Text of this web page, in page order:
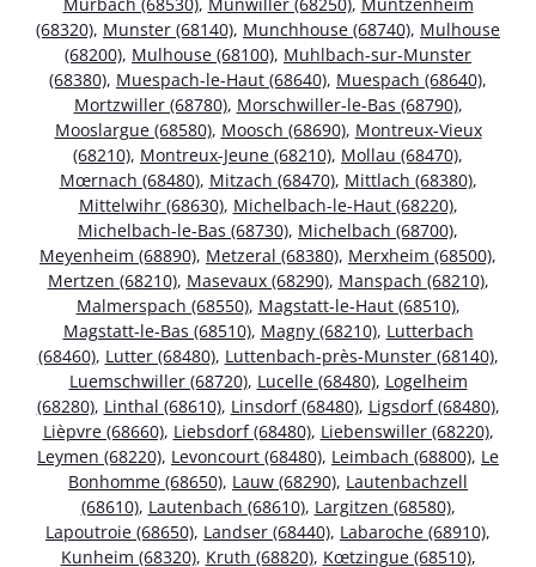
(68320), Munster (68140), Munchhouse (68740), Mulhouse
(68200), Mulhouse (68100), Muhlbach-sur-Munster
(68380), Muespach-le-Haut (68640), Muespach (68640),
Mortzwiller (68780), Morschwiller-le-Bas (68790),
Mooslargue (68580), Moosch (68690), Montreux-Vieux
(68210), Montreux-Jeune (68210), Mollau (68470),
Mœrnach (68480), Mitzach (68470), Mittlach (68380),
Mittelwihr (68630), Michelbach-le-Haut (68220),
Michelbach-le-Bas (68730), Michelbach (68700),
Meyenheim (68890), Metzeral (68380), Merxheim (68500),
Mertzen (68210), Masevaux (68290), Manspach (68210),
Malmerspach (68550), Magstatt-le-Haut (68510),
Magstatt-le-Bas (68510), Magny (68210), Lutterbach
(68460), Lutter (68480), Luttenbach-près-Munster (68140),
Luemschwiller (68720), Lucelle (68480), Logelheim
(68280), Linthal (68610), Linsdorf (68480), Ligsdorf (68480),
Lièpvre (68660), Liebsdorf (68480), Liebenswiller (68220),
Leymen (68220), Levoncourt (68480), Leimbach (68800), Le
Bonhomme (68650), Lauw (68290), Lautenbachzell
(68610), Lautenbach (68610), Largitzen (68580),
Lapoutroie (68650), Landser (68440), Labaroche (68910),
Kunheim (68320), Kruth (68820), Kœtzingue (68510),